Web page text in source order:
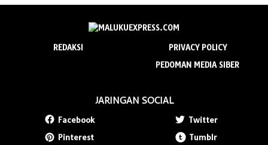
REDAKSI
PRIVACY POLICY
PEDOMAN MEDIA SIBER
JARINGAN SOCIAL
Facebook
Twitter
Pinterest
Tumblr